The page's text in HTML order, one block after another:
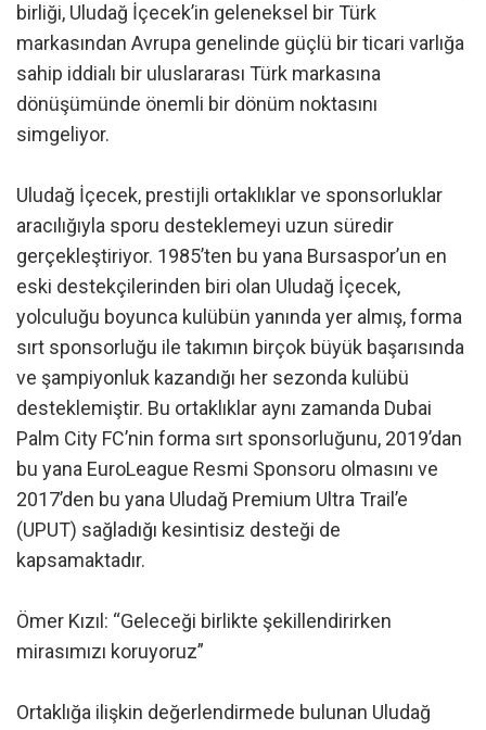
birliği, Uludağ İçecek’in geleneksel bir Türk
markasından Avrupa genelinde güçlü bir ticari varlığa
sahip iddialı bir uluslararası Türk markasına
dönüşümünde önemli bir dönüm noktasını
simgeliyor.
Uludağ İçecek, prestijli ortaklıklar ve sponsorluklar
aracılığıyla sporu desteklemeyi uzun süredir
gerçekleştiriyor. 1985’ten bu yana Bursaspor’un en
eski destekçilerinden biri olan Uludağ İçecek,
yolculuğu boyunca kulübün yanında yer almış, forma
sırt sponsorluğu ile takımın birçok büyük başarısında
ve şampiyonluk kazandığı her sezonda kulübü
desteklemiştir. Bu ortaklıklar aynı zamanda Dubai
Palm City FC’nin forma sırt sponsorluğunu, 2019’dan
bu yana EuroLeague Resmi Sponsoru olmasını ve
2017’den bu yana Uludağ Premium Ultra Trail’e
(UPUT) sağladığı kesintisiz desteği de
kapsamaktadır.
Ömer Kızıl: “Geleceği birlikte şekillendirirken
mirasımızı koruyoruz”
Ortaklığa ilişkin değerlendirmede bulunan Uludağ